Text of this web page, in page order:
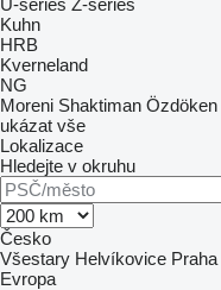
U-series Z-series
Kuhn
HRB
Kverneland
NG
Moreni Shaktiman Özdöken
ukázat vše
Lokalizace
Hledejte v okruhu
Česko
Všestary Helvíkovice Praha
Evropa